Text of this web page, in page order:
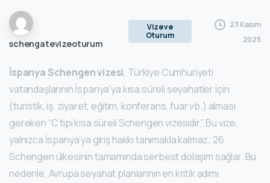
schengatevizeoturum
Vize ve
Oturum
23 Kasım
2025
İspanya Schengen vizesi, Türkiye Cumhuriyeti
vatandaşlarının İspanya’ya kısa süreli seyahatler için
(turistik, iş, ziyaret, eğitim, konferans, fuar vb.) alması
gereken “C tipi kısa süreli Schengen vizesidir.” Bu vize,
yalnızca İspanya’ya giriş hakkı tanımakla kalmaz; 26
Schengen ülkesinin tamamında serbest dolaşım sağlar. Bu
nedenle, Avrupa seyahat planlarının en kritik adımı